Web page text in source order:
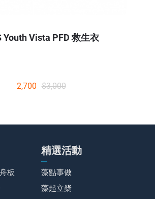
Youth Vista PFD 救生衣
2,700 $3,000
板
精選活動
藻點事做
藻起立槳